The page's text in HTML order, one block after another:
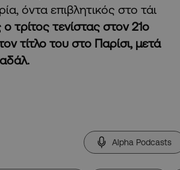
όντα επιβλητικός στο τάι
ο τρίτος τενίστας στον 21ο
τίτλο του στο Παρίσι, μετά
Alpha Podcasts